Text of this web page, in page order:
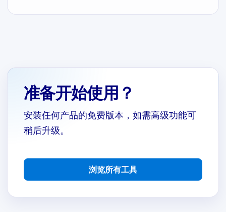
准备开始使用？
安装任何产品的免费版本，如需高级功能可
稍后升级。
浏览所有工具